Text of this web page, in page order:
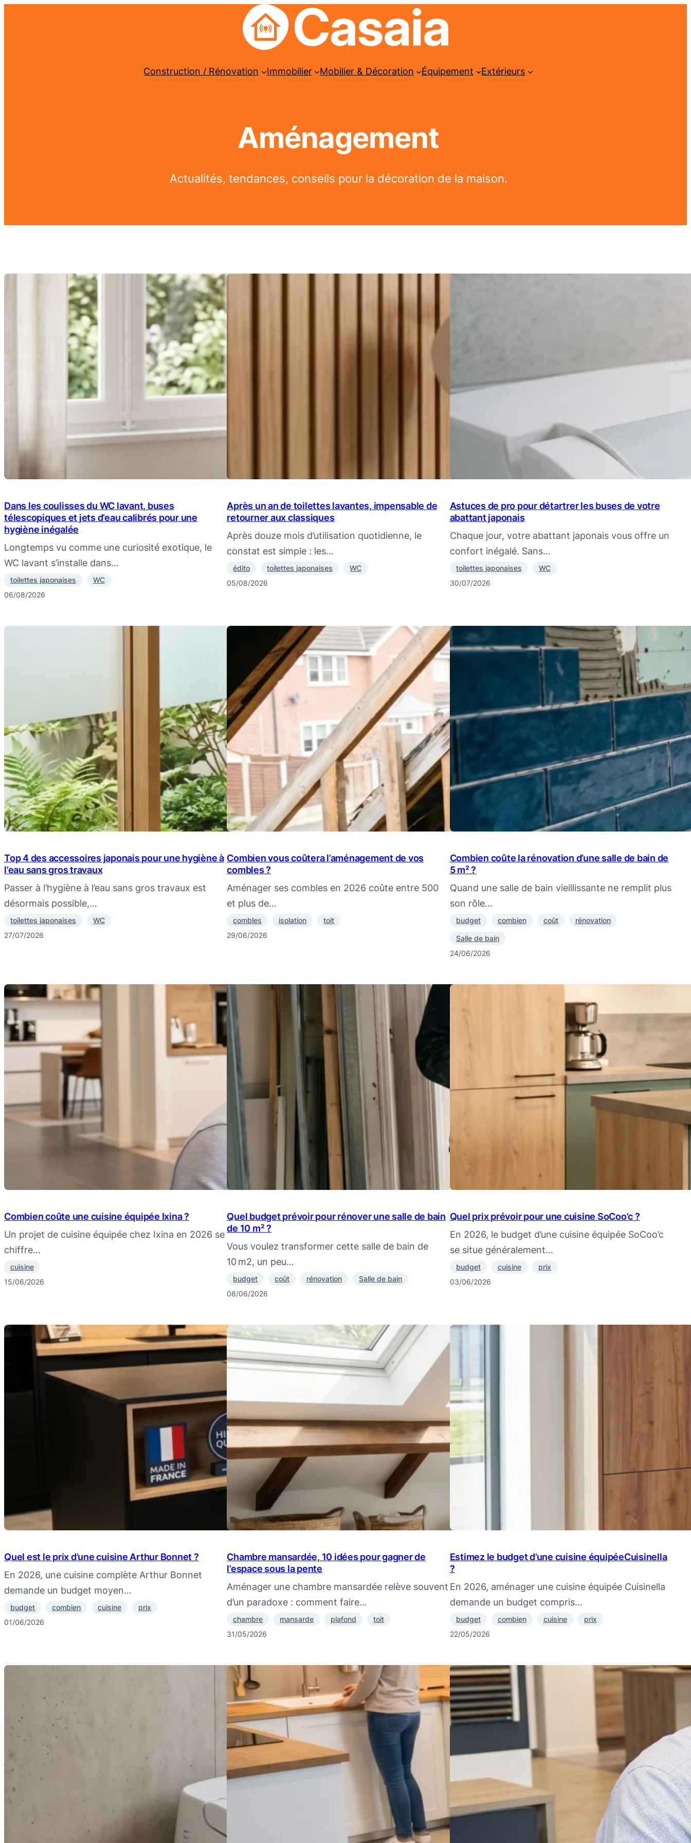
Construction / Rénovation Immobilier Mobilier & Décoration Équipement Extérieurs
Aménagement
Actualités, tendances, conseils pour la décoration de la maison.
Dans les coulisses du WC lavant, buses
télescopiques et jets d’eau calibrés pour une
hygiène inégalée
Longtemps vu comme une curiosité exotique, le
WC lavant s’installe dans…
toilettes japonaises
WC
06/08/2026
Après un an de toilettes lavantes, impensable de
retourner aux classiques
Après douze mois d’utilisation quotidienne, le
constat est simple : les…
édito toilettes japonaises
WC
05/08/2026
Astuces de pro pour détartrer les buses de votre
abattant japonais
Chaque jour, votre abattant japonais vous offre un
confort inégalé. Sans…
toilettes japonaises
WC
30/07/2026
Top 4 des accessoires japonais pour une hygiène à
l’eau sans gros travaux
Passer à l’hygiène à l’eau sans gros travaux est
désormais possible,…
toilettes japonaises
WC
27/07/2026
Combien vous coûtera l’aménagement de vos
combles ?
Aménager ses combles en 2026 coûte entre 500
et plus de…
combles isolation
toit
29/06/2026
Combien coûte la rénovation d’une salle de bain de
5 m² ?
Quand une salle de bain vieillissante ne remplit plus
son rôle…
budget combien coût rénovation
Salle de bain
24/06/2026
Combien coûte une cuisine équipée Ixina ?
Un projet de cuisine équipée chez Ixina en 2026 se
chiffre…
cuisine
15/06/2026
Quel budget prévoir pour rénover une salle de bain
de 10 m² ?
Vous voulez transformer cette salle de bain de
10 m2, un peu…
budget coût rénovation
Salle de bain
08/06/2026
Quel prix prévoir pour une cuisine SoCoo’c ?
En 2026, le budget d’une cuisine équipée SoCoo’c
se situe généralement…
budget cuisine
prix
03/06/2026
Quel est le prix d’une cuisine Arthur Bonnet ?
En 2026, une cuisine complète Arthur Bonnet
demande un budget moyen…
budget combien cuisine
prix
01/06/2026
Chambre mansardée, 10 idées pour gagner de
l’espace sous la pente
Aménager une chambre mansardée relève souvent
d’un paradoxe : comment faire…
chambre mansarde plafond
toit
31/05/2026
Estimez le budget d’une cuisine équipéeCuisinella
?
En 2026, aménager une cuisine équipée Cuisinella
demande un budget compris…
budget combien cuisine
prix
22/05/2026